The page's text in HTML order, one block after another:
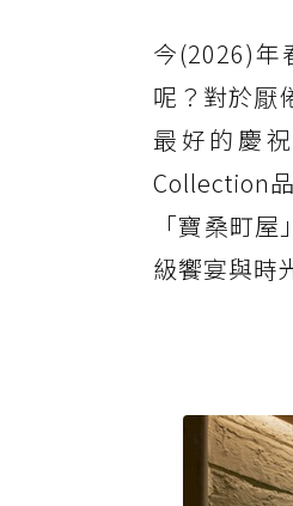
今(2026)年
呢？對於厭
最好的慶
Collection
「寶桑町
級饗宴與時